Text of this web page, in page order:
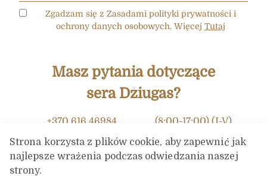
Zgadzam się z Zasadami polityki prywatności i
ochrony danych osobowych. Więcej Tutaj
Masz pytania dotyczące
sera Džiugas?
+370 616 46984 (8:00-17:00) (I-V)
info@dziugashouse.lt
Strona korzysta z plików cookie, aby zapewnić jak
najlepsze wrażenia podczas odwiedzania naszej
strony.